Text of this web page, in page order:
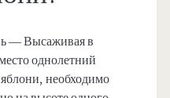
— Высаживая в
однолетний
необходимо